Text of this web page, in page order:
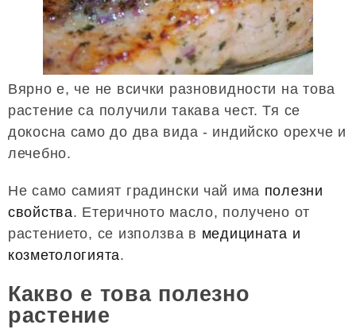
Вярно е, че не всички разновидности на това
растение са получили такава чест. Тя се
докосна само до два вида - индийско орехче и
лечебно.
Не само самият градински чай има полезни
свойства. Етеричното масло, получено от
растението, се използва в медицината и
козметологията.
Какво е това полезно
растение